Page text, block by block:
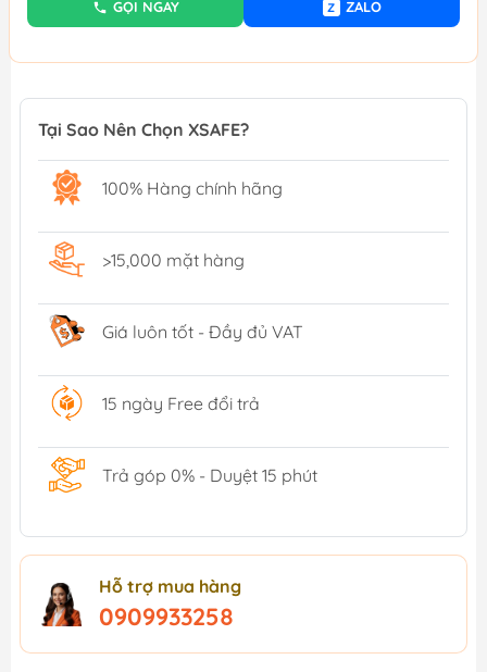
GỌI NGAY Z ZALO
Tại Sao Nên Chọn XSAFE?
100% Hàng chính hãng
>15,000 mặt hàng
Giá luôn tốt - Đầy đủ VAT
15 ngày Free đổi trả
Trả góp 0% - Duyệt 15 phút
Hỗ trợ mua hàng
0909933258